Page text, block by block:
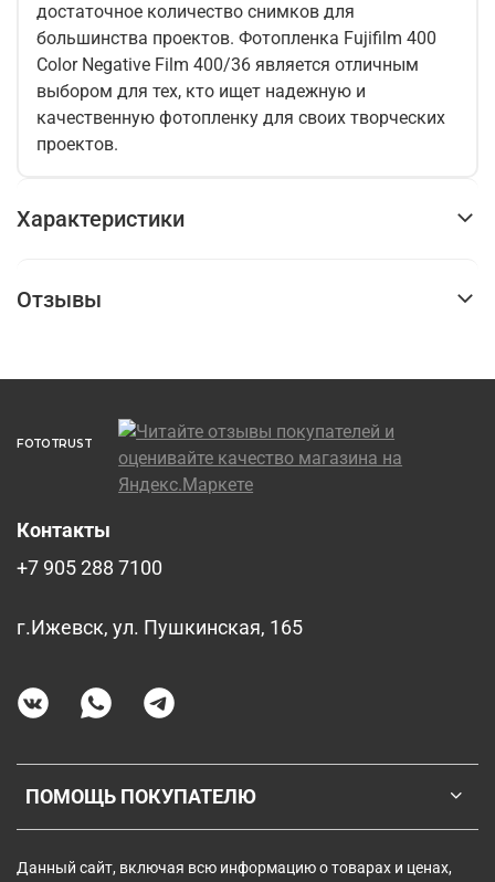
достаточное количество снимков для
большинства проектов. Фотопленка Fujifilm 400
Color Negative Film 400/36 является отличным
выбором для тех, кто ищет надежную и
качественную фотопленку для своих творческих
проектов.
Характеристики
Отзывы
FOTOTRUST
ПОМОЩЬ ПОКУПАТЕЛЮ
Контакты
+7 905 288 7100
г.Ижевск, ул. Пушкинская, 165
Данный сайт, включая всю информацию о товарах и ценах,